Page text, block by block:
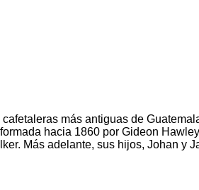
más antiguas de
hacia 1860 por Gideon
Más adelante, sus hijos, Johan y